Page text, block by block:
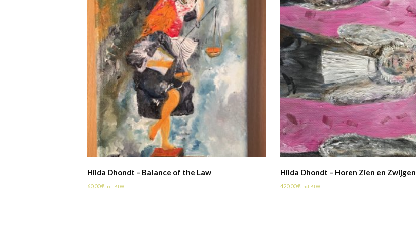
Hilda Dhondt – Balance of the Law
60,00€incl BTW
Hilda Dhondt – Horen Zien en Zwijgen
420,00€ incl BTW